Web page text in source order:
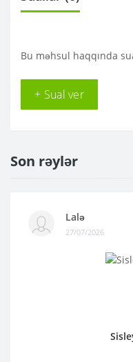
Bu məhsul haqqında
+ Sual ver
Son rəylər
Lalə
27/07/2026